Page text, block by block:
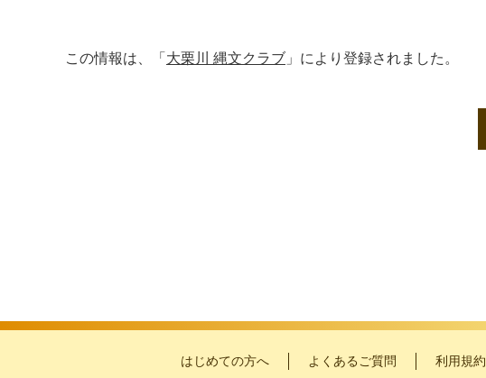
この情報は、「 大栗川 縄文クラブ 」により登録されました。
はじめての方へ よくあるご質問 利用規約